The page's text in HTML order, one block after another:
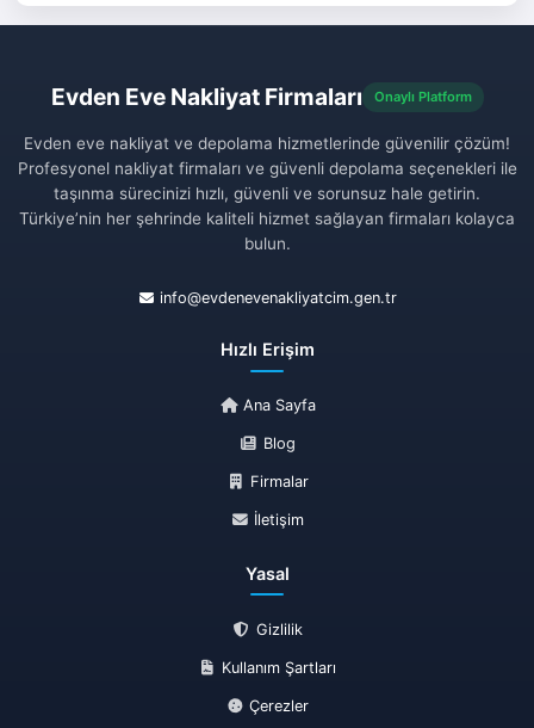
Evden Eve Nakliyat Firmaları Onaylı Platform
Evden eve nakliyat ve depolama hizmetlerinde güvenilir çözüm!
Profesyonel nakliyat firmaları ve güvenli depolama seçenekleri ile
taşınma sürecinizi hızlı, güvenli ve sorunsuz hale getirin.
Türkiye’nin her şehrinde kaliteli hizmet sağlayan firmaları kolayca
bulun.
info@evdenevenakliyatcim.gen.tr
Hızlı Erişim
Ana Sayfa
Blog
Firmalar
İletişim
Yasal
Gizlilik
Kullanım Şartları
Çerezler